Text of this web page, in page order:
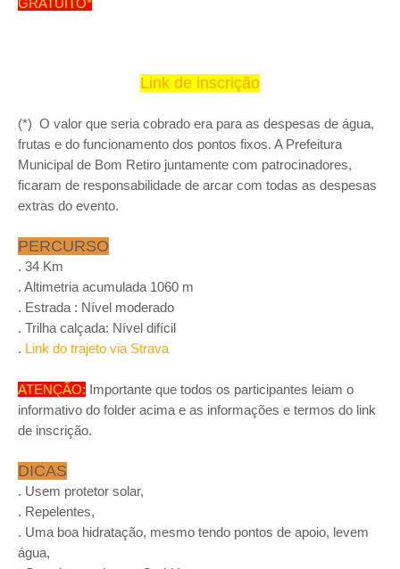
GRATUITO*
Link de inscrição
(*) O valor que seria cobrado era para as despesas de água,
frutas e do funcionamento dos pontos fixos. A Prefeitura
Municipal de Bom Retiro juntamente com patrocinadores,
ficaram de responsabilidade de arcar com todas as despesas
extras do evento.
PERCURSO
. 34 Km
. Altimetria acumulada 1060 m
. Estrada : Nível moderado
. Trilha calçada: Nível difícil
. Link do trajeto via Strava
ATENÇÃO: Importante que todos os participantes leiam o
informativo do folder acima e as informações e termos do link
de inscrição.
DICAS
. Usem protetor solar,
. Repelentes,
. Uma boa hidratação, mesmo tendo pontos de apoio, levem
água,